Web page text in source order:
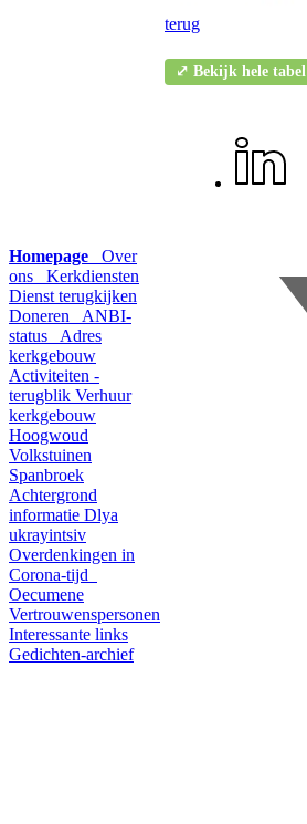
Homepage
Over
ons
Kerkdiensten
Dienst terugkijken
Doneren
ANBI-
status
Adres
kerkgebouw
Activiteiten -
terugblik Verhuur
kerkgebouw
Hoogwoud
Volkstuinen
Spanbroek
Achtergrond
informatie Dlya
ukrayintsiv
Overdenkingen in
Corona-tijd
Oecumene
Vertrouwenspersonen
Interessante links
Gedichten-archief
terug
⤢ Bekijk hele tabel